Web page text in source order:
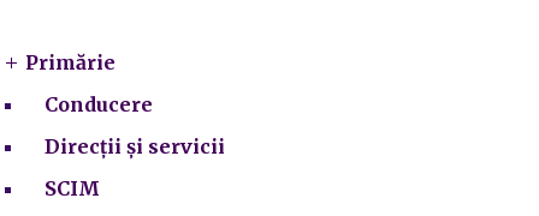
Primărie
Conducere
Direcții și servicii
SCIM